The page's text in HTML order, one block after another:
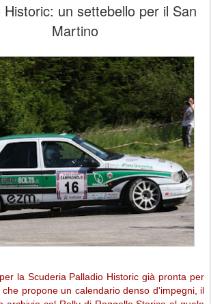
Historic: un settebello per il San
Martino
la Scuderia Palladio Historic già pronta per
propone un calendario denso d'impegni, il